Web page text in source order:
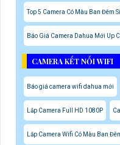
Top 5 Camera Có Màu Ban Đêm
Báo Giá Camera Dahua Mới Up
CAMERA KẾT NỐI WIFI
Báo giá camera wifi dahua mới
Lắp Camera Full HD 1080P
Lắp Camera Wifi Có Màu Ban